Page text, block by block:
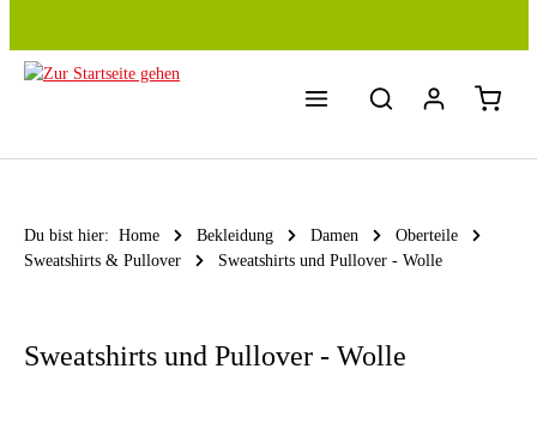
Du bist hier: Home Bekleidung Damen
Oberteile
Sweatshirts & Pullover
Sweatshirts und Pullover - Wolle
Sweatshirts und Pullover - Wolle